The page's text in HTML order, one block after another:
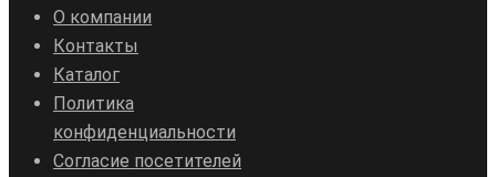
О компании
Контакты
Каталог
Политика
конфиденциальности
Согласие посетителей